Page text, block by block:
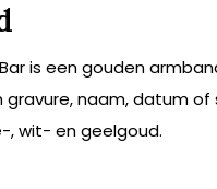
is een gouden
naam, datum
, wit- en geelgoud.